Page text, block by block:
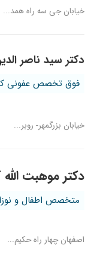
خیابان جی سه راه همد...
دکتر سید ناصر
فوق تخصص عفونی
خیابان بزرگمهر- روبر...
دکتر موهبت
متخصص اطفال و
اصفهان چهار راه حکیم...